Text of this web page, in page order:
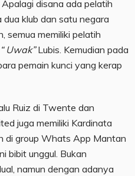
disana ada pelatih
klub dan satu negara
semua memiliki pelatih
“ Uwak”Lubis. Kemudian pada
pemain kunci yang kerap
Ruiz di Twente dan
juga memiliki Kardinata
di group Whats App Mantan
bibit unggul. Bukan
namun dengan adanya